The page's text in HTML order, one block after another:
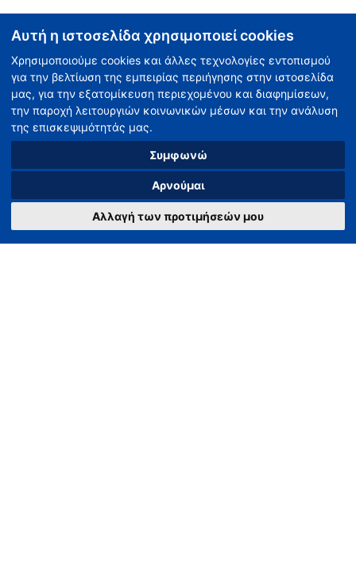
Αυτή η ιστοσελίδα χρησιμοποιεί cookies
Χρησιμοποιούμε cookies και άλλες τεχνολογίες εντοπισμού
για την βελτίωση της εμπειρίας περιήγησης στην ιστοσελίδα
μας, για την εξατομίκευση περιεχομένου και διαφημίσεων,
την παροχή λειτουργιών κοινωνικών μέσων και την ανάλυση
της επισκεψιμότητάς μας.
Συμφωνώ
Αρνούμαι
Αλλαγή των προτιμήσεών μου